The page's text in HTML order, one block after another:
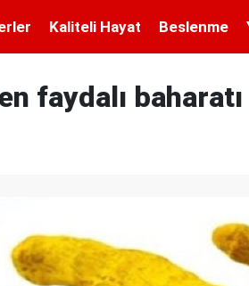
Kaliteli Hayat Beslenme
faydalı